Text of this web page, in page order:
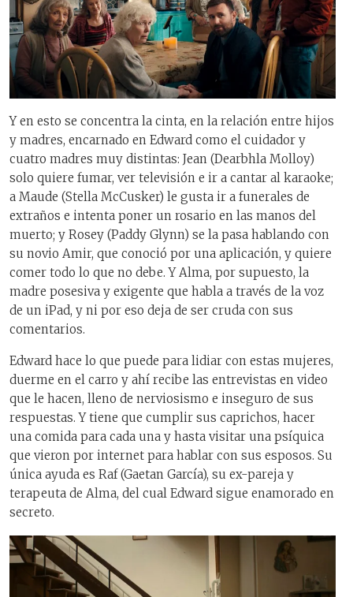
Y en esto se concentra la cinta, en la relación entre hijos
y madres, encarnado en Edward como el cuidador y
cuatro madres muy distintas: Jean (Dearbhla Molloy)
solo quiere fumar, ver televisión e ir a cantar al karaoke;
a Maude (Stella McCusker) le gusta ir a funerales de
extraños e intenta poner un rosario en las manos del
muerto; y Rosey (Paddy Glynn) se la pasa hablando con
su novio Amir, que conoció por una aplicación, y quiere
comer todo lo que no debe. Y Alma, por supuesto, la
madre posesiva y exigente que habla a través de la voz
de un iPad, y ni por eso deja de ser cruda con sus
comentarios.
Edward hace lo que puede para lidiar con estas mujeres,
duerme en el carro y ahí recibe las entrevistas en video
que le hacen, lleno de nerviosismo e inseguro de sus
respuestas. Y tiene que cumplir sus caprichos, hacer
una comida para cada una y hasta visitar una psíquica
que vieron por internet para hablar con sus esposos. Su
única ayuda es Raf (Gaetan García), su ex-pareja y
terapeuta de Alma, del cual Edward sigue enamorado en
secreto.